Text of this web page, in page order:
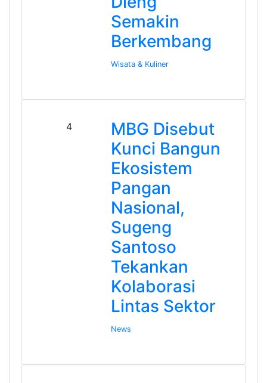
Semakin
Berkembang
Wisata & Kuliner
4
MBG Disebut
Kunci Bangun
Ekosistem
Pangan
Nasional,
Sugeng
Santoso
Tekankan
Kolaborasi
Lintas Sektor
News